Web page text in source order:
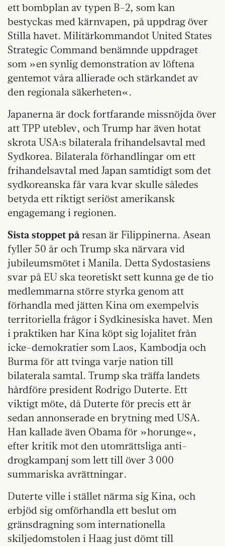
ett bombplan av typen B-2, som kan
bestyckas med kärnvapen, på uppdrag över
Stilla havet. Militärkommandot United States
Strategic Command benämnde uppdraget
som »en synlig demonstration av löftena
gentemot våra allierade och stärkandet av
den regionala säkerheten«.
Japanerna är dock fortfarande missnöjda över
att TPP uteblev, och Trump har även hotat
skrota USA:s bilaterala frihandels­avtal med
Sydkorea. Bilaterala förhandlingar om ett
frihandelsavtal med Japan samtidigt som det
sydkoreanska får vara kvar skulle således
betyda ett riktigt seriöst amerikansk
engagemang i regionen.
Sista stoppet på resan är Filippinerna. Asean
fyller 50 år och Trump ska närvara vid
jubileumsmötet i Manila. Detta Sydostasiens
svar på EU ska teoretiskt sett kunna ge de tio
medlemmarna större styrka genom att
förhandla med jätten Kina om exempelvis
territoriella frågor i Sydkinesiska havet. Men
i praktiken har Kina köpt sig lojalitet från
icke-demokratier som Laos, Kambodja och
Burma för att tvinga varje nation till
bilaterala samtal. Trump ska träffa landets
hårdföre president Rodrigo Duterte. Ett
viktigt möte, då Duterte för precis ett år
sedan annonserade en brytning med USA.
Han kallade även Obama för »horunge«,
efter kritik mot den utomrättsliga anti-
drogkampanj som lett till över 3 000
summariska avrättningar.
Duterte ville i stället närma sig Kina, och
erbjöd sig omförhandla ett beslut om
gränsdragning som internationella
skiljedomstolen i Haag just dömt till